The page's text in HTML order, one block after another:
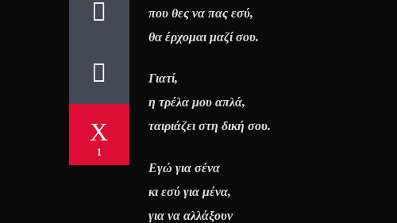
1
που θες να πας εσύ,
θα έρχομαι μαζί σου.
Γιατί,
η τρέλα μου απλά,
ταιριάζει στη δική σου.
Εγώ για σένα
κι εσύ για μένα,
για να αλλάξουν